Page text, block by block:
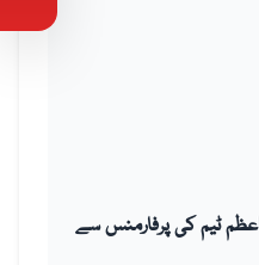
ٹیم کی پرفارمنس سے